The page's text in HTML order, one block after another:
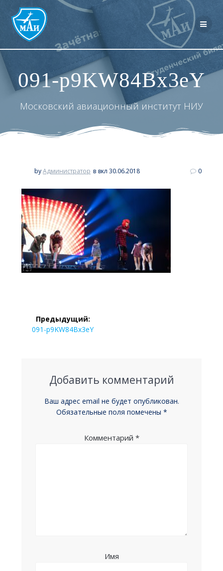
Перейти
контенту
091-p9KW84Bx3eY
Московский авиационный институт НИУ
byАдминистратор в вкл 30.06.2018 0
Навигация
Предыдущий:
Предыдущая
091-p9KW84Bx3eY
Добавить комментарий
Ваш адрес email не будет опубликован.
Обязательные поля помечены *
Комментарий *
Имя